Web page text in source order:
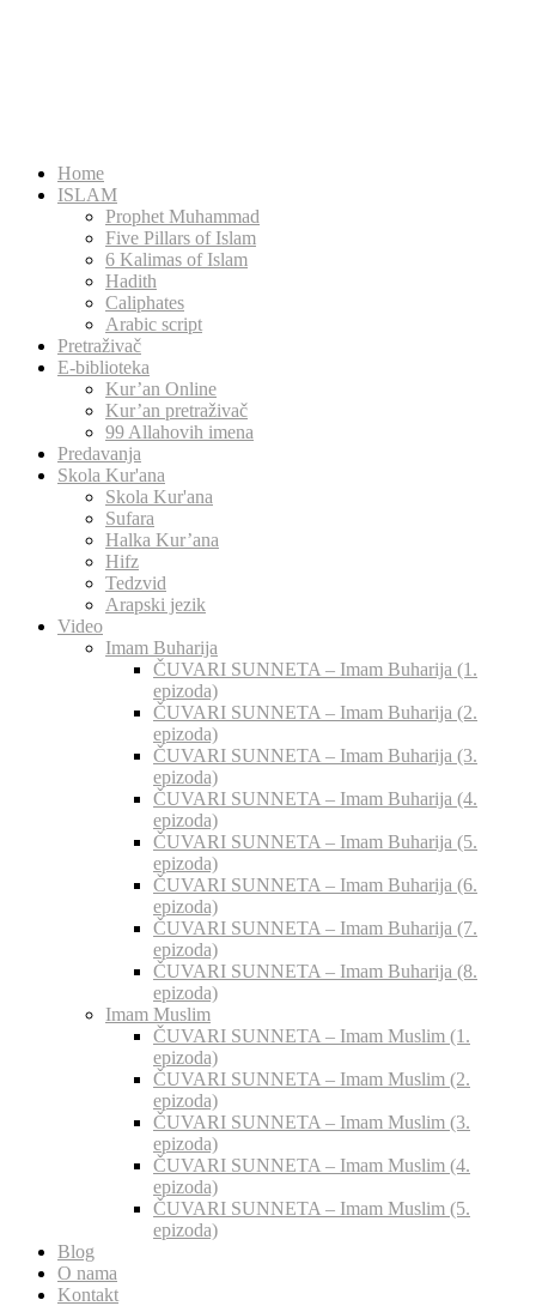
Home
ISLAM
Prophet Muhammad
Five Pillars of Islam
6 Kalimas of Islam
Hadith
Caliphates
Arabic script
Pretraživač
E-biblioteka
Kur’an Online
Kur’an pretraživač
99 Allahovih imena
Predavanja
Skola Kur'ana
Skola Kur'ana
Sufara
Halka Kur’ana
Hifz
Tedzvid
Arapski jezik
Video
Imam Buharija
ČUVARI SUNNETA – Imam Buharija (1.
epizoda)
ČUVARI SUNNETA – Imam Buharija (2.
epizoda)
ČUVARI SUNNETA – Imam Buharija (3.
epizoda)
ČUVARI SUNNETA – Imam Buharija (4.
epizoda)
ČUVARI SUNNETA – Imam Buharija (5.
epizoda)
ČUVARI SUNNETA – Imam Buharija (6.
epizoda)
ČUVARI SUNNETA – Imam Buharija (7.
epizoda)
ČUVARI SUNNETA – Imam Buharija (8.
epizoda)
Imam Muslim
ČUVARI SUNNETA – Imam Muslim (1.
epizoda)
ČUVARI SUNNETA – Imam Muslim (2.
epizoda)
ČUVARI SUNNETA – Imam Muslim (3.
epizoda)
ČUVARI SUNNETA – Imam Muslim (4.
epizoda)
ČUVARI SUNNETA – Imam Muslim (5.
epizoda)
Blog
O nama
Kontakt